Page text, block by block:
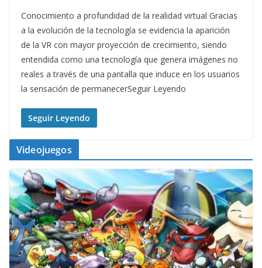
Conocimiento a profundidad de la realidad virtual Gracias
a la evolución de la tecnología se evidencia la aparición
de la VR con mayor proyección de crecimiento, siendo
entendida como una tecnología que genera imágenes no
reales a través de una pantalla que induce en los usuarios
la sensación de permanecerSeguir Leyendo
Seguir Leyendo
Videojuegos